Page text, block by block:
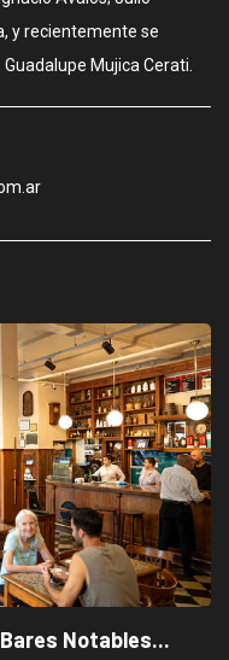
y recientemente se
Mujica Cerati.
Notables...